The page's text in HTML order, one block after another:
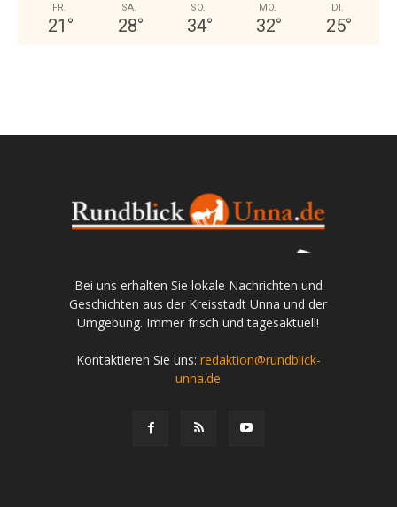
FR.
21 °
SA.
28°
SO.
34°
MO.
32°
DI.
25°
Bei uns erhalten Sie lokale Nachrichten und
Geschichten aus der Kreisstadt Unna und der
Umgebung. Immer frisch und tagesaktuell!
Kontaktieren Sie uns: redaktion@rundblick-
unna.de